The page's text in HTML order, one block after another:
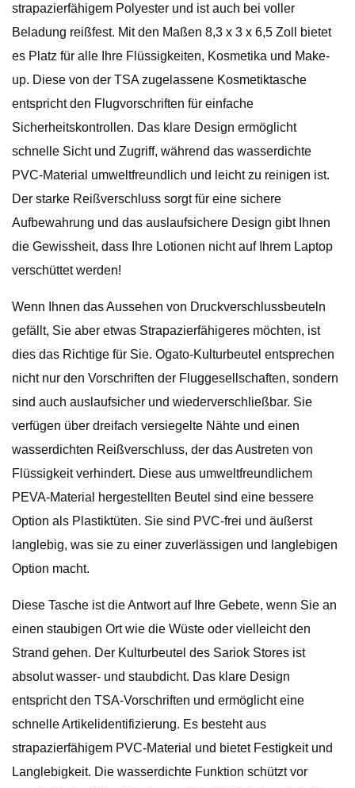
strapazierfähigem Polyester und ist auch bei voller
Beladung reißfest. Mit den Maßen 8,3 x 3 x 6,5 Zoll bietet
es Platz für alle Ihre Flüssigkeiten, Kosmetika und Make-
up. Diese von der TSA zugelassene Kosmetiktasche
entspricht den Flugvorschriften für einfache
Sicherheitskontrollen. Das klare Design ermöglicht
schnelle Sicht und Zugriff, während das wasserdichte
PVC-Material umweltfreundlich und leicht zu reinigen ist.
Der starke Reißverschluss sorgt für eine sichere
Aufbewahrung und das auslaufsichere Design gibt Ihnen
die Gewissheit, dass Ihre Lotionen nicht auf Ihrem Laptop
verschüttet werden!
Wenn Ihnen das Aussehen von Druckverschlussbeuteln
gefällt, Sie aber etwas Strapazierfähigeres möchten, ist
dies das Richtige für Sie. Ogato-Kulturbeutel entsprechen
nicht nur den Vorschriften der Fluggesellschaften, sondern
sind auch auslaufsicher und wiederverschließbar. Sie
verfügen über dreifach versiegelte Nähte und einen
wasserdichten Reißverschluss, der das Austreten von
Flüssigkeit verhindert. Diese aus umweltfreundlichem
PEVA-Material hergestellten Beutel sind eine bessere
Option als Plastiktüten. Sie sind PVC-frei und äußerst
langlebig, was sie zu einer zuverlässigen und langlebigen
Option macht.
Diese Tasche ist die Antwort auf Ihre Gebete, wenn Sie an
einen staubigen Ort wie die Wüste oder vielleicht den
Strand gehen. Der Kulturbeutel des Sariok Stores ist
absolut wasser- und staubdicht. Das klare Design
entspricht den TSA-Vorschriften und ermöglicht eine
schnelle Artikelidentifizierung. Es besteht aus
strapazierfähigem PVC-Material und bietet Festigkeit und
Langlebigkeit. Die wasserdichte Funktion schützt vor